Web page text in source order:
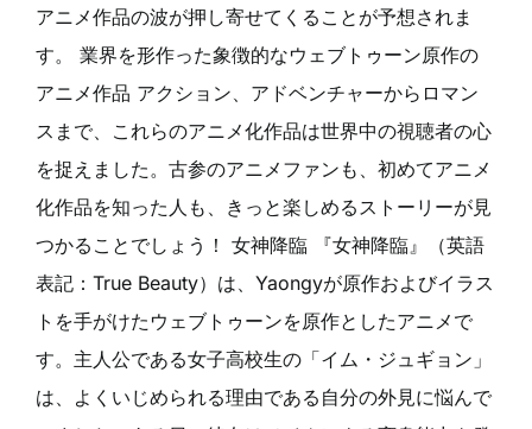
アニメ作品の波が押し寄せてくることが予想されま
す。 業界を形作った象徴的なウェブトゥーン原作の
アニメ作品 アクション、アドベンチャーからロマン
スまで、これらのアニメ化作品は世界中の視聴者の心
を捉えました。古参のアニメファンも、初めてアニメ
化作品を知った人も、きっと楽しめるストーリーが見
つかることでしょう！ 女神降臨 『女神降臨』（英語
表記：True Beauty）は、Yaongyが原作およびイラス
トを手がけたウェブトゥーンを原作としたアニメで
す。主人公である女子高校生の「イム・ジュギョン」
は、よくいじめられる理由である自分の外見に悩んで